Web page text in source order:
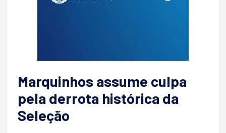
Marquinhos assume culpa
pela derrota histórica da
Seleção